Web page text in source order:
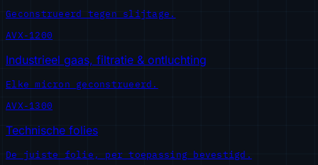
Geconstrueerd tegen slijtage.
AVX-1200
Industrieel gaas, filtratie & ontluchting
Elke micron geconstrueerd.
AVX-1300
Technische folies
De juiste folie, per toepassing bevestigd.